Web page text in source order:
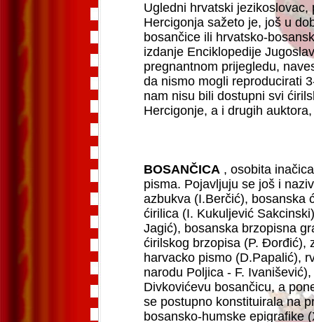
Ugledni hrvatski
Hercigonja sažeto je, još u
bosančice ili hrvatsko-
izdanje Enciklopedije
pregnantnom prijegledu,
da nismo mogli reproducirati
nam nisu bili dostupni svi
Hercigonje, a i drugih
BOSANČICA , osobita
pisma. Pojavljuju se još i
azbukva (I.Berčić), bosanska
ćirilica (I. Kukuljević
Jagić), bosanska brzopisna
ćirilskog brzopisa (P. Đorđić),
harvacko pismo (D.Papalić),
narodu Poljica - F.
Divkovićevu bosančicu, a
se postupno konstituirala na
bosansko-humske epigrafike